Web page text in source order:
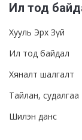
Ил тод
Хууль Эрх Зүй
Ил тод байдал
Хяналт шалгалт
Тайлан, судалгаа
Шилэн данс